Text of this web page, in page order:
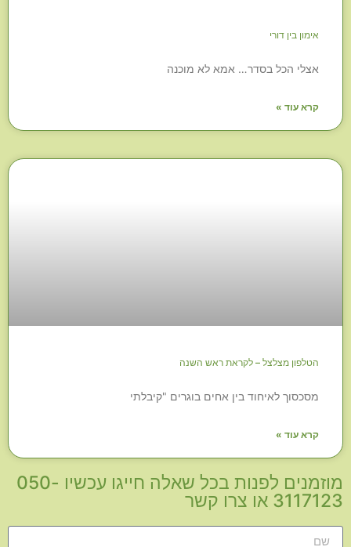
אימון בין דורי
אצלי הכל בסדר… אמא לא מוכנה
קרא עוד »
הטלפון מצלצל – לקראת ראש השנה
מסכסוך לאיחוד בין אחים בוגרים "קיבלתי
קרא עוד »
מוזמנים לפנות בכל שאלה חייגו עכשיו 050-
3117123 או צרו קשר